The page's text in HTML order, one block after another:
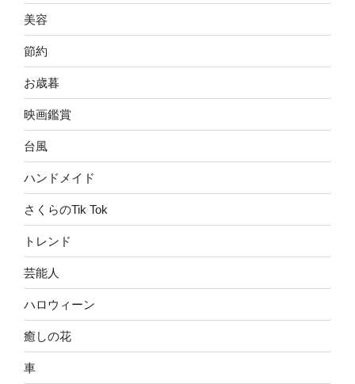
美容
節約
お歳暮
映画鑑賞
台風
ハンドメイド
さくらのTik Tok
トレンド
芸能人
ハロウィーン
癒しの花
車